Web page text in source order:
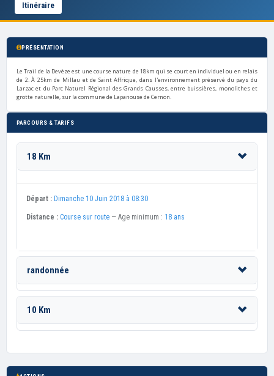
Itinéraire
PRÉSENTATION
Le Trail de la Devèze est une course nature de 18km qui se court en individuel ou en relais
de 2. À 25km de Millau et de Saint Affrique, dans l'environnement préservé du pays du
Larzac et du Parc Naturel Régional des Grands Causses, entre buissières, monolithes et
grotte naturelle, sur la commune de Lapanouse de Cernon.
PARCOURS & TARIFS
18 Km
Départ : Dimanche 10 Juin 2018 à 08:30
Distance : Course sur route — Age minimum : 18 ans
randonnée
10 Km